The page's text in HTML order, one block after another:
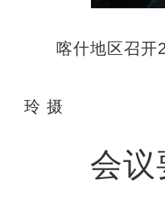
喀什地区召开
玲 摄
会议要